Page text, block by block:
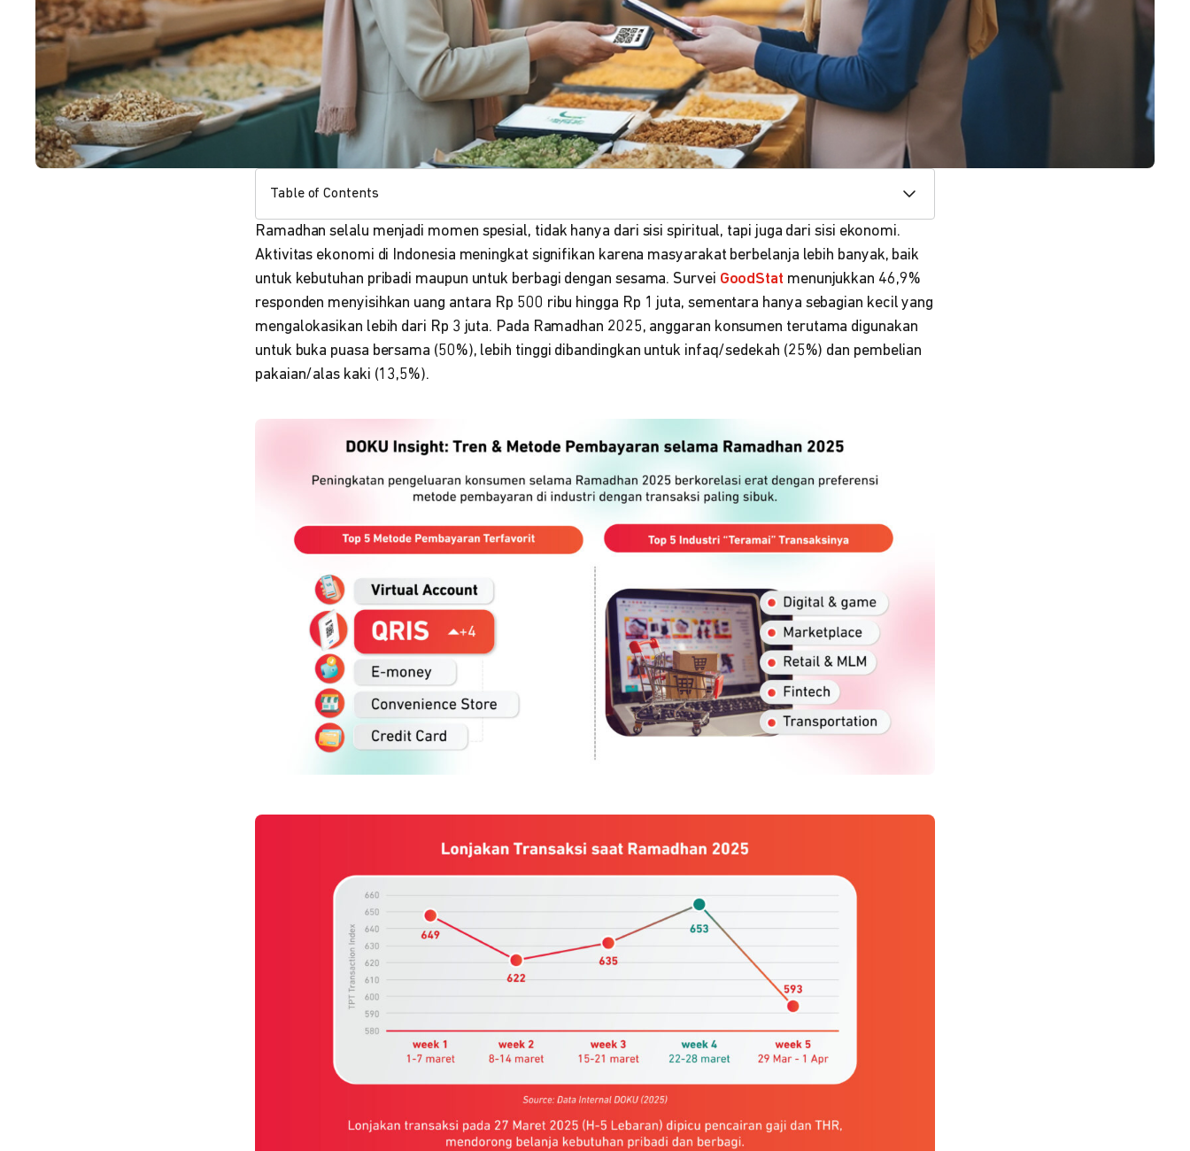
Table of Contents
Ramadhan selalu menjadi momen spesial, tidak hanya dari sisi spiritual, tapi juga dari sisi ekonomi.
Aktivitas ekonomi di Indonesia meningkat signifikan karena masyarakat berbelanja lebih banyak, baik
untuk kebutuhan pribadi maupun untuk berbagi dengan sesama. Survei GoodStat menunjukkan 46,9%
responden menyisihkan uang antara Rp 500 ribu hingga Rp 1 juta, sementara hanya sebagian kecil yang
mengalokasikan lebih dari Rp 3 juta. Pada Ramadhan 2025, anggaran konsumen terutama digunakan
untuk buka puasa bersama (50%), lebih tinggi dibandingkan untuk infaq/sedekah (25%) dan pembelian
pakaian/alas kaki (13,5%).